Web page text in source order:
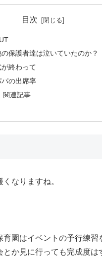
目次
の保護者達は泣いていたのか？
が終わって
パの出席率
関連記事
なりますね。
育園はイベントの予行練習
とか見に行っても完成度は